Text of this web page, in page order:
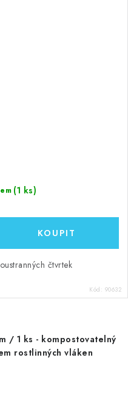
(1 ks)
čtvrtek
Kód: 90632
/ 1 ks - kompostovatelný
rostlinných vláken